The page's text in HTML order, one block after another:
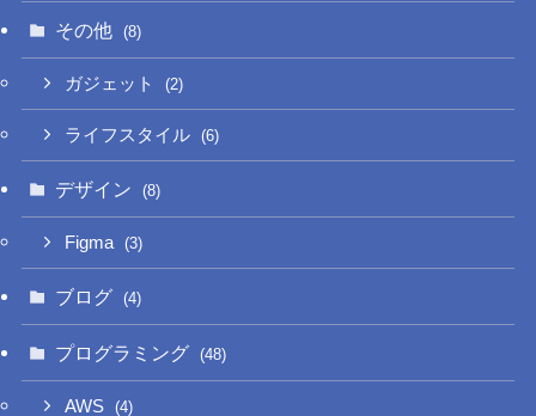
その他 (8)
ガジェット (2)
ライフスタイル (6)
デザイン (8)
Figma (3)
ブログ (4)
プログラミング (48)
AWS (4)